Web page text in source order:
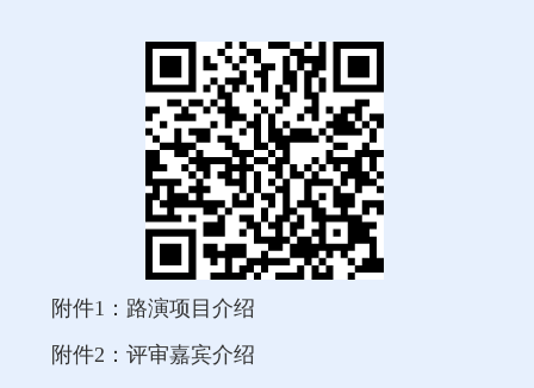
附件1：路演项目介绍
附件2：评审嘉宾介绍